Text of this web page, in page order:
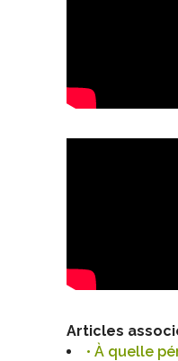
Articles
• À quelle